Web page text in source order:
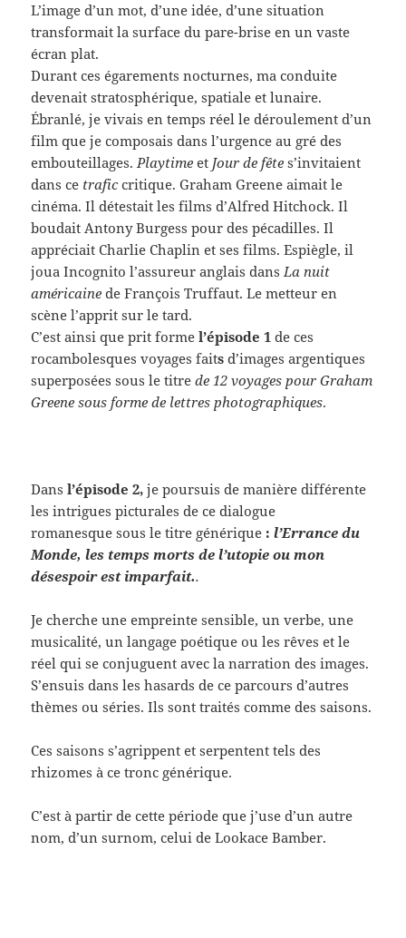
L’image d’un mot, d’une idée, d’une situation
transformait la surface du pare-brise en un vaste
écran plat.
Durant ces égarements nocturnes, ma conduite
devenait stratosphérique, spatiale et lunaire.
Ébranlé, je vivais en temps réel le déroulement d’un
film que je composais dans l’urgence au gré des
embouteillages.Playtime et Jour de fête s’invitaient
dans ce traficcritique. Graham Greene aimait le
cinéma. Il détestait les films d’Alfred Hitchock. Il
boudait Antony Burgess pour des pécadilles. Il
appréciait Charlie Chaplin et ses films. Espiègle, il
joua Incognito l’assureur anglais dansLa nuit
américaine de François Truffaut. Le metteur en
scène l’apprit sur le tard.
C’est ainsi que prit formel’épisode 1 de ces
rocambolesques voyages faits d’images argentiques
superposées sous le titrede 12 voyages pour Graham
Greene sous forme de lettres photographiques.
Dansl’épisode 2, je poursuis de manière différente
les intrigues picturales de ce dialogue
romanesque sous le titre générique :l’Errance du
Monde, les temps morts de l’utopie ou mon
désespoir est imparfait..
Je cherche une empreinte sensible, un verbe, une
musicalité, un langage poétique ou les rêves et le
réel qui se conjuguent avec la narration des images.
S’ensuis dans les hasards de ce parcours d’autres
thèmes ou séries. Ils sont traités comme des saisons.
Ces saisons s’agrippent et serpentent tels des
rhizomes à ce tronc générique.
C’est à partir de cette période que j’use d’un autre
nom, d’un surnom, celui de Lookace Bamber.